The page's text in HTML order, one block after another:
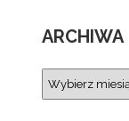
ARCHIWA